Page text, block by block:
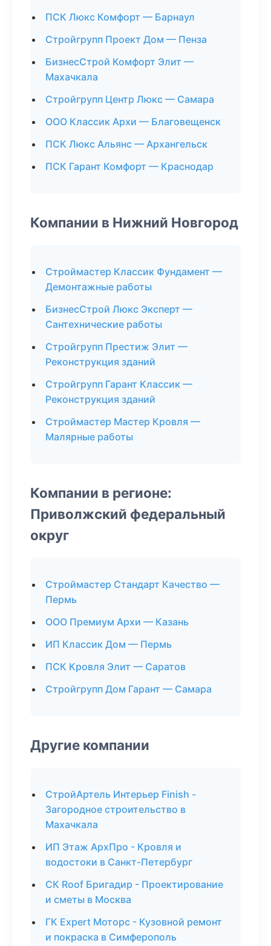
ПСК Люкс Комфорт — Барнаул
Стройгрупп Проект Дом — Пенза
БизнесСтрой Комфорт Элит —
Махачкала
Стройгрупп Центр Люкс — Самара
ООО Классик Архи — Благовещенск
ПСК Люкс Альянс — Архангельск
ПСК Гарант Комфорт — Краснодар
Компании в Нижний Новгород
Строймастер Классик Фундамент —
Демонтажные работы
БизнесСтрой Люкс Эксперт —
Сантехнические работы
Стройгрупп Престиж Элит —
Реконструкция зданий
Стройгрупп Гарант Классик —
Реконструкция зданий
Строймастер Мастер Кровля —
Малярные работы
Компании в регионе:
Приволжский федеральный
округ
Строймастер Стандарт Качество —
Пермь
ООО Премиум Архи — Казань
ИП Классик Дом — Пермь
ПСК Кровля Элит — Саратов
Стройгрупп Дом Гарант — Самара
Другие компании
СтройАртель Интерьер Finish -
Загородное строительство в
Махачкала
ИП Этаж АрхПро - Кровля и
водостоки в Санкт-Петербург
СК Roof Бригадир - Проектирование
и сметы в Москва
ГК Expert Моторс - Кузовной ремонт
и покраска в Симферополь